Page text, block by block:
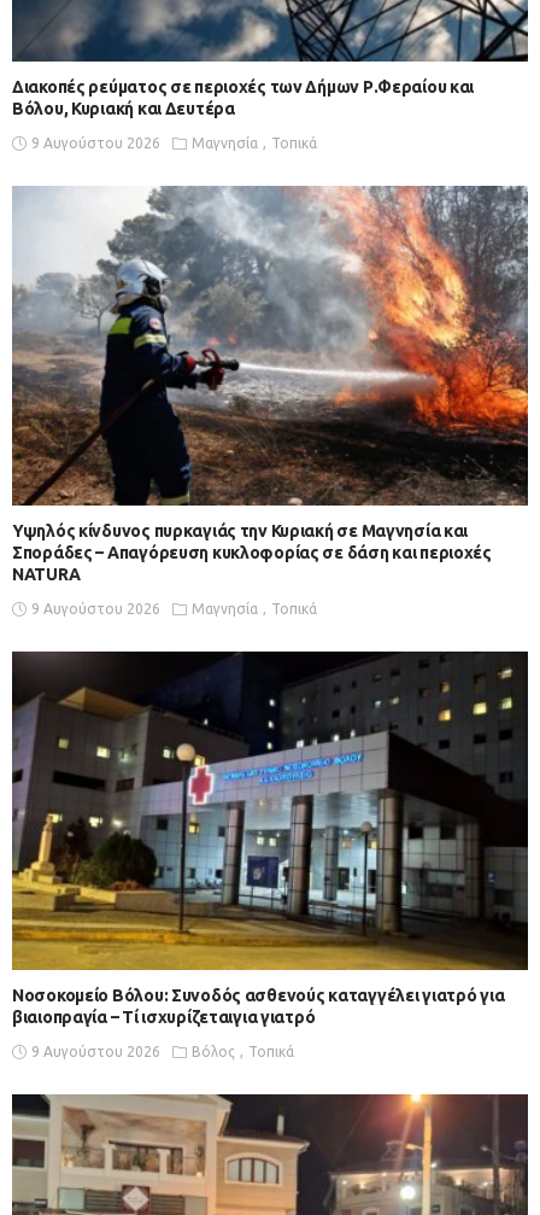
Διακοπές ρεύματος σε περιοχές των Δήμων Ρ.Φεραίου και
Βόλου, Κυριακή και Δευτέρα
9 Αυγούστου 2026 Μαγνησία Τοπικά
Υψηλός κίνδυνος πυρκαγιάς την Κυριακή σε Μαγνησία και
Σποράδες – Απαγόρευση κυκλοφορίας σε δάση και περιοχές
NATURA
9 Αυγούστου 2026 Μαγνησία Τοπικά
Νοσοκομείο Βόλου: Συνοδός ασθενούς καταγγέλει γιατρό για
βιαιοπραγία – Τί ισχυρίζεταιγια γιατρό
9 Αυγούστου 2026 Βόλος Τοπικά